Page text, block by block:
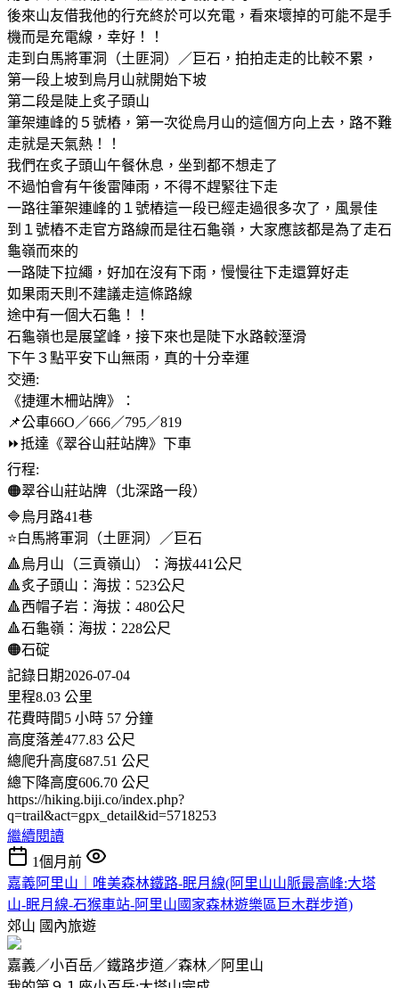
後來山友借我他的行充終於可以充電，看來壞掉的可能不是手
機而是充電線，幸好！！
走到白馬將軍洞（土匪洞）／巨石，拍拍走走的比較不累，
第一段上坡到烏月山就開始下坡
第二段是陡上炙子頭山
筆架連峰的５號樁，第一次從烏月山的這個方向上去，路不難
走就是天氣熱！！
我們在炙子頭山午餐休息，坐到都不想走了
不過怕會有午後雷陣雨，不得不趕緊往下走
一路往筆架連峰的１號樁這一段已經走過很多次了，風景佳
到１號樁不走官方路線而是往石龜嶺，大家應該都是為了走石
龜嶺而來的
一路陡下拉繩，好加在沒有下雨，慢慢往下走還算好走
如果雨天則不建議走這條路線
途中有一個大石龜！！
石龜嶺也是展望峰，接下來也是陡下水路較溼滑
下午３點平安下山無雨，真的十分幸運
交通:
《捷運木柵站牌》：
📌公車66O／666／795／819
⏩️抵達《翠谷山莊站牌》下車
行程:
🟠翠谷山莊站牌（北深路一段）
🔷️烏月路41巷
⭐️白馬將軍洞（土匪洞）／巨石
🔺️烏月山（三貢嶺山）：海拔441公尺
🔺️炙子頭山：海拔：523公尺
🔺️西帽子岩：海拔：480公尺
🔺️石龜嶺：海拔：228公尺
🟠石碇
記錄日期2026-07-04
里程8.03 公里
花費時間5 小時 57 分鐘
高度落差477.83 公尺
總爬升高度687.51 公尺
總下降高度606.70 公尺
https://hiking.biji.co/index.php?
q=trail&act=gpx_detail&id=5718253
繼續閱讀
1個月前
嘉義阿里山｜唯美森林鐵路-眠月線(阿里山山脈最高峰:大塔
山-眠月線-石猴車站-阿里山國家森林遊樂區巨木群步道)
郊山 國內旅遊
嘉義／小百岳／鐵路步道／森林／阿里山